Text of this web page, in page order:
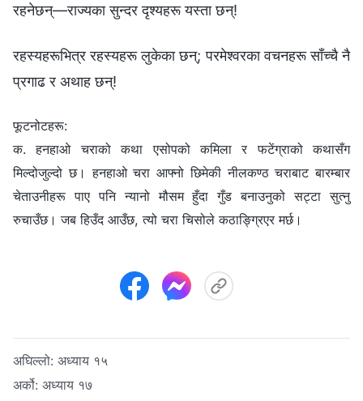
रहनेछन्—राज्यका सुन्दर दृश्यहरू यस्ता छन्!
रहस्यहरूभित्र रहस्यहरू लुकेका छन्; परमेश्‍वरका वचनहरू साँच्चै नै
प्रगाढ र अथाह छन्!
फूटनोटहरू:
क. हनहाओ चराको कथा एसोपको कमिला र फटेंग्राको कथासँग
मिल्दोजुल्दो छ। हनहाओ चरा आफ्नो छिमेकी नीलकण्ठ चराबाट बारम्बार
चेताउनीहरू पाए पनि न्यानो मौसम हुँदा गुँड बनाउनुको सट्टा सुत्नु
रुचाउँछ। जब हिउँद आउँछ, त्यो चरा चिसोले कठाङ्ग्रिएर मर्छ।
अघिल्लो: अध्याय १५
अर्को: अध्याय १७